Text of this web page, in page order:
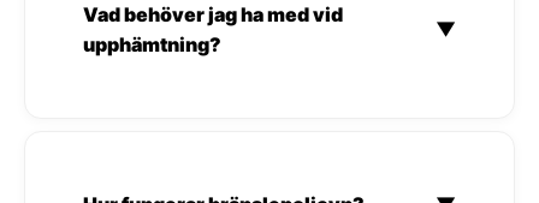
Vad behöver jag ha med vid
upphämtning?
▼